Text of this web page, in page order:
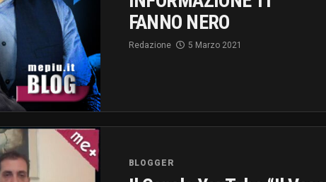
FANNO NERO
Redazione 5 Marzo 2021
BLOGGER